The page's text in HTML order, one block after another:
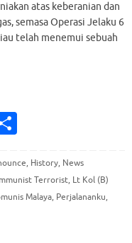
atas keberanian dan
semasa Operasi Jelaku 6
telah menemui sebuah
ar
e
, History, News
Terrorist, Lt Kol (B)
Malaya, Perjalananku,